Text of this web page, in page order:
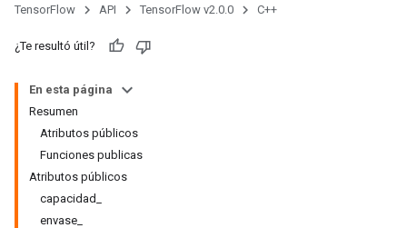
TensorFlow API TensorFlow v2.0.0 C++
¿Te resultó útil?
En esta página
Resumen
Atributos públicos
Funciones publicas
Atributos públicos
capacidad_
envase_